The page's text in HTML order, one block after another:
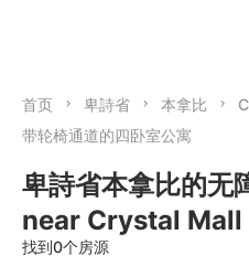
首页 卑詩省 本拿比
带轮椅通道的四卧室公寓
卑詩省本拿比的无
near Crystal Mall
找到0个房源